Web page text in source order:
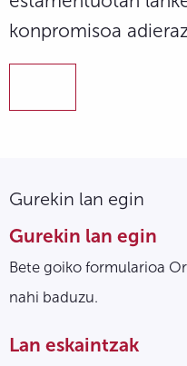
konpromisoa
Gurekin lan egin
Gurekin lan egin
Bete goiko formularioa
nahi baduzu.
Lan eskaintzak